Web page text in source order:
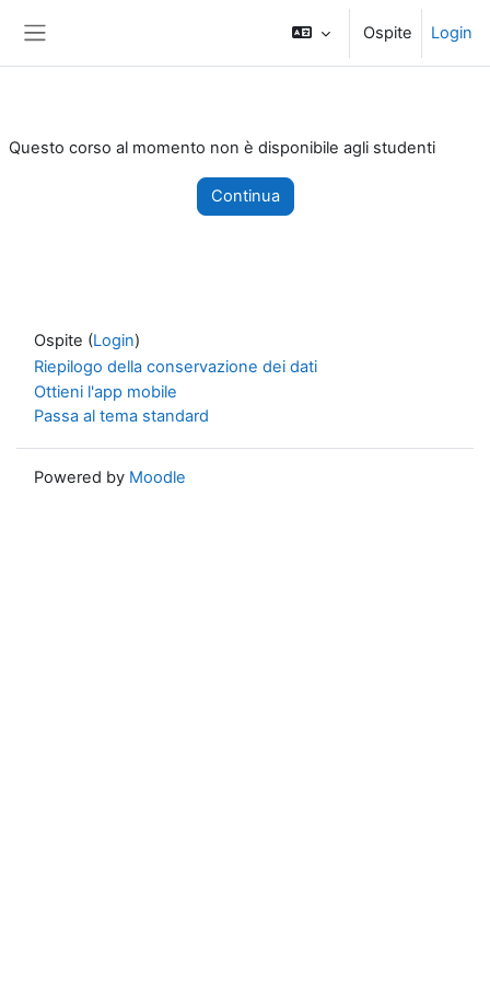
Ospite Login
Questo corso al momento non è disponibile agli studenti
Continua
Ospite (Login)
Riepilogo della conservazione dei dati
Ottieni l'app mobile
Passa al tema standard
Powered by Moodle